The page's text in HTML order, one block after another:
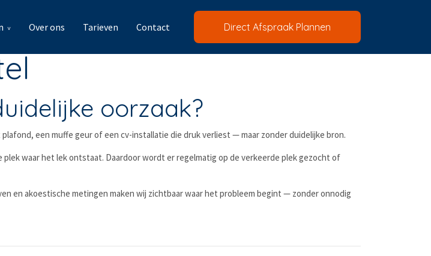
Over ons Tarieven Contact Direct Afspraak Plannen
oorzaak?
een muffe geur of een cv-installatie die druk verliest — maar zonder duidelijke bron.
waar het lek ontstaat. Daardoor wordt er regelmatig op de verkeerde plek gezocht of
en akoestische metingen maken wij zichtbaar waar het probleem begint — zonder onnodig